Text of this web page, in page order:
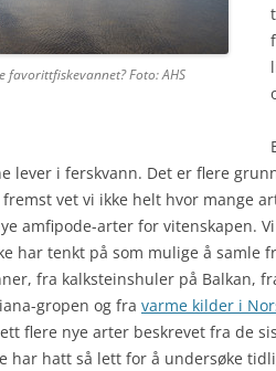
favorittfiskevannet? Foto: AHS
lever i ferskvann. Det er flere
vet vi ikke helt hvor mange
amfipode-arter for vitenskapen.
har tenkt på som mulige å samle
fra kalksteinshuler på Balkan,
gropen og fra varme kilder i
flere nye arter beskrevet fra de
har hatt så lett for å undersøke